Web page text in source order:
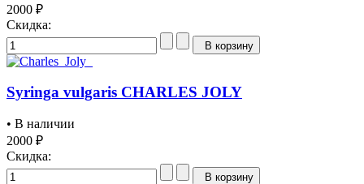
2000 ₽
Скидка:
В корзину
Syringa vulgaris CHARLES JOLY
• В наличии
2000 ₽
Скидка:
В корзину